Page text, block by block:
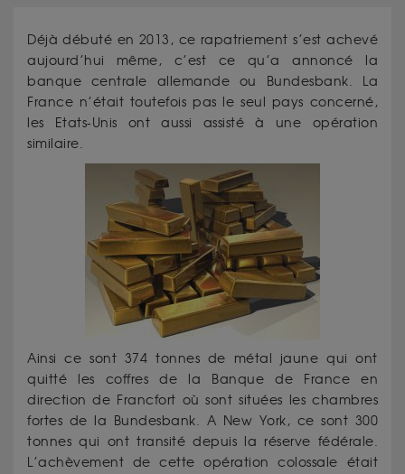
Déjà débuté en 2013, ce rapatriement s’est achevé
aujourd’hui même, c’est ce qu’a annoncé la
banque centrale allemande ou Bundesbank. La
France n’était toutefois pas le seul pays concerné,
les Etats-Unis ont aussi assisté à une opération
similaire.
Ainsi ce sont 374 tonnes de métal jaune qui ont
quitté les coffres de la Banque de France en
direction de Francfort où sont situées les chambres
fortes de la Bundesbank. A New York, ce sont 300
tonnes qui ont transité depuis la réserve fédérale.
L’achèvement de cette opération colossale était